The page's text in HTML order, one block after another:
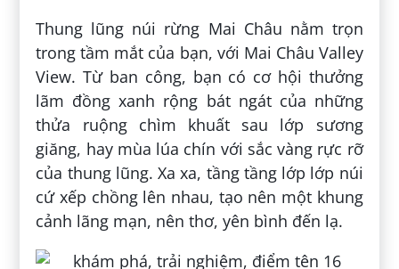
Thung lũng núi rừng Mai Châu nằm trọn
trong tầm mắt của bạn, với Mai Châu Valley
View. Từ ban công, bạn có cơ hội thưởng
lãm đồng xanh rộng bát ngát của những
thửa ruộng chìm khuất sau lớp sương
giăng, hay mùa lúa chín với sắc vàng rực rỡ
của thung lũng. Xa xa, tầng tầng lớp lớp núi
cứ xếp chồng lên nhau, tạo nên một khung
cảnh lãng mạn, nên thơ, yên bình đến lạ.